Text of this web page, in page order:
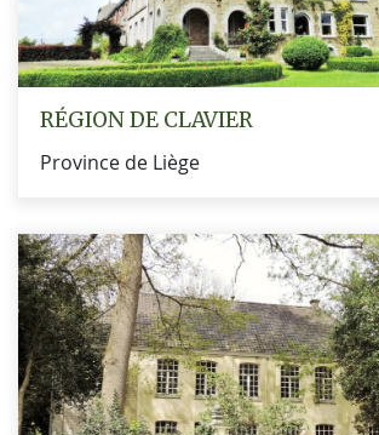
RÉGION DE CLAVIER
Province de Liège